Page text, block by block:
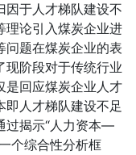
因于人才梯队建设不
理论引入煤炭企业进
问题在煤炭企业的表
现阶段对于传统行业
是回应煤炭企业人才
即人才梯队建设不足
过揭示“人力资本—
个综合性分析框